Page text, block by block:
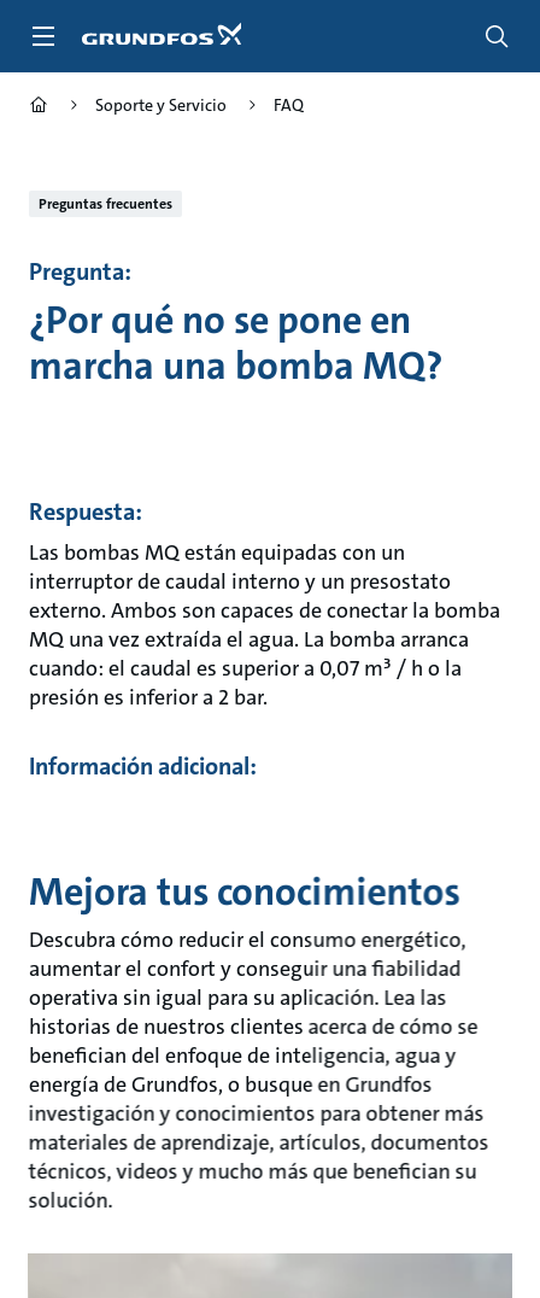
Soporte y Servicio FAQ
Preguntas frecuentes
Pregunta:
¿Por qué no se pone en
marcha una bomba MQ?
Respuesta:
Las bombas MQ están equipadas con un
interruptor de caudal interno y un presostato
externo. Ambos son capaces de conectar la bomba
MQ una vez extraída el agua. La bomba arranca
cuando: el caudal es superior a 0,07 m³ / h o la
presión es inferior a 2 bar.
Información adicional:
Mejora tus conocimientos
Descubra cómo reducir el consumo energético,
aumentar el confort y conseguir una fiabilidad
operativa sin igual para su aplicación. Lea las
historias de nuestros clientes acerca de cómo se
benefician del enfoque de inteligencia, agua y
energía de Grundfos, o busque en Grundfos
investigación y conocimientos para obtener más
materiales de aprendizaje, artículos, documentos
técnicos, videos y mucho más que benefician su
solución.